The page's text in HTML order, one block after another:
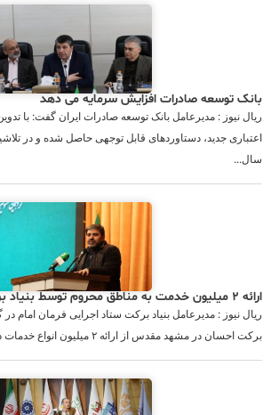
بانک توسعه صادرات افزایش سرمایه می دهد
ریال نیوز : مدیرعامل بانک توسعه صادرات ایران گفت: با
اعتباری جدید، دستاوردهای قابل توجهی حاصل شده و در
سال...
ارائه ۲ میلیون خدمت به مناطق محروم توسط بنیاد برکت
ریال نیوز : مدیرعامل بنیاد برکت ستاد اجرایی فرمان امام
برکت احسان در مشهد مقدس از ارائه ۲ میلیون انواع خدمات در مناطق محروم خبر داد...